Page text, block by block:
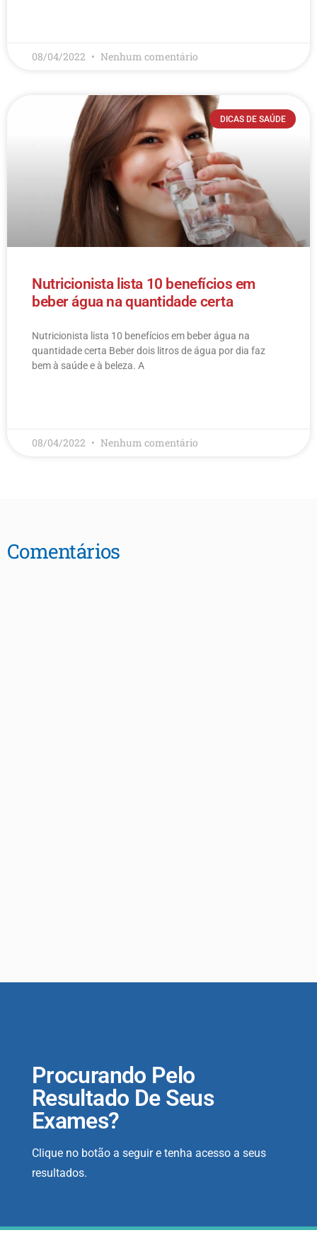
08/04/2022 Nenhum comentário
DICAS DE SAÚDE
Nutricionista lista 10 benefícios em
beber água na quantidade certa
Nutricionista lista 10 benefícios em beber água na
quantidade certa Beber dois litros de água por dia faz
bem à saúde e à beleza. A
08/04/2022 Nenhum comentário
Comentários
Procurando Pelo
Resultado De Seus
Exames?
Clique no botão a seguir e tenha acesso a seus
resultados.